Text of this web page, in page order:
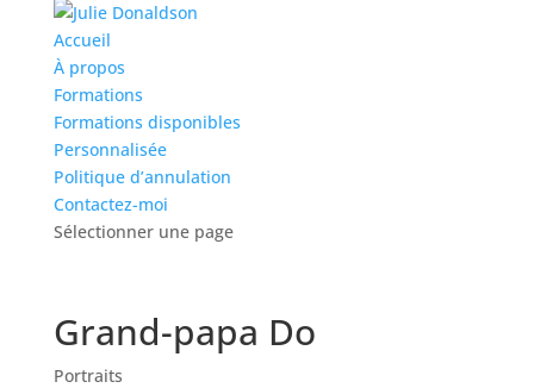
Accueil
À propos
Formations
Formations disponibles
Personnalisée
Politique d’annulation
Contactez-moi
Sélectionner une page
Grand-papa Do
Portraits